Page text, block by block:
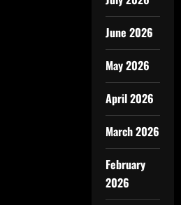
June 2026
May 2026
April 2026
March 2026
February
2026